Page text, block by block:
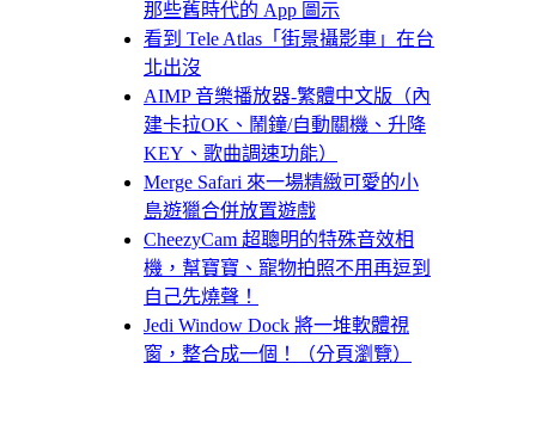
那些舊時代的 App 圖示
看到 Tele Atlas「街景攝影車」在台
北出沒
AIMP 音樂播放器-繁體中文版（內
建卡拉OK、鬧鐘/自動關機、升降
KEY、歌曲調速功能）
Merge Safari 來一場精緻可愛的小
島遊獵合併放置遊戲
CheezyCam 超聰明的特殊音效相
機，幫寶寶、寵物拍照不用再逗到
自己先燒聲！
Jedi Window Dock 將一堆軟體視
窗，整合成一個！（分頁瀏覽）